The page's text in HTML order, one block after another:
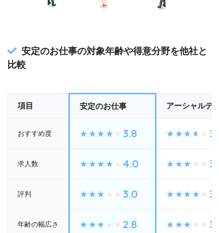
安定のお仕事の対象年齢や得意分野を他社と
比較
項目 安定のお仕事 アーシャルデ
おすすめ度 3.8
求人数 4.0
評判 3.0
年齢の幅広さ 2.8